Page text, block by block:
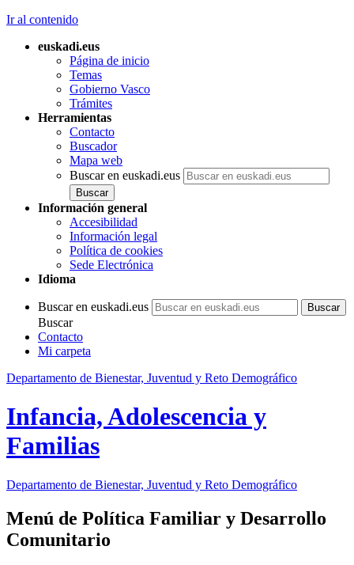
Ir al contenido
euskadi.eus
Página de inicio
Temas
Gobierno Vasco
Trámites
Herramientas
Contacto
Buscador
Mapa web
Buscar en euskadi.eus
Información general
Accesibilidad
Información legal
Política de cookies
Sede Electrónica
Idioma
Buscar en euskadi.eus
Buscar
Contacto
Mi carpeta
Departamento de Bienestar, Juventud y Reto Demográfico
Infancia, Adolescencia y
Familias
Departamento de Bienestar, Juventud y Reto Demográfico
Menú de Política Familiar y Desarrollo
Comunitario